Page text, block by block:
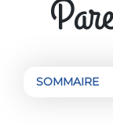
SOMMAIRE